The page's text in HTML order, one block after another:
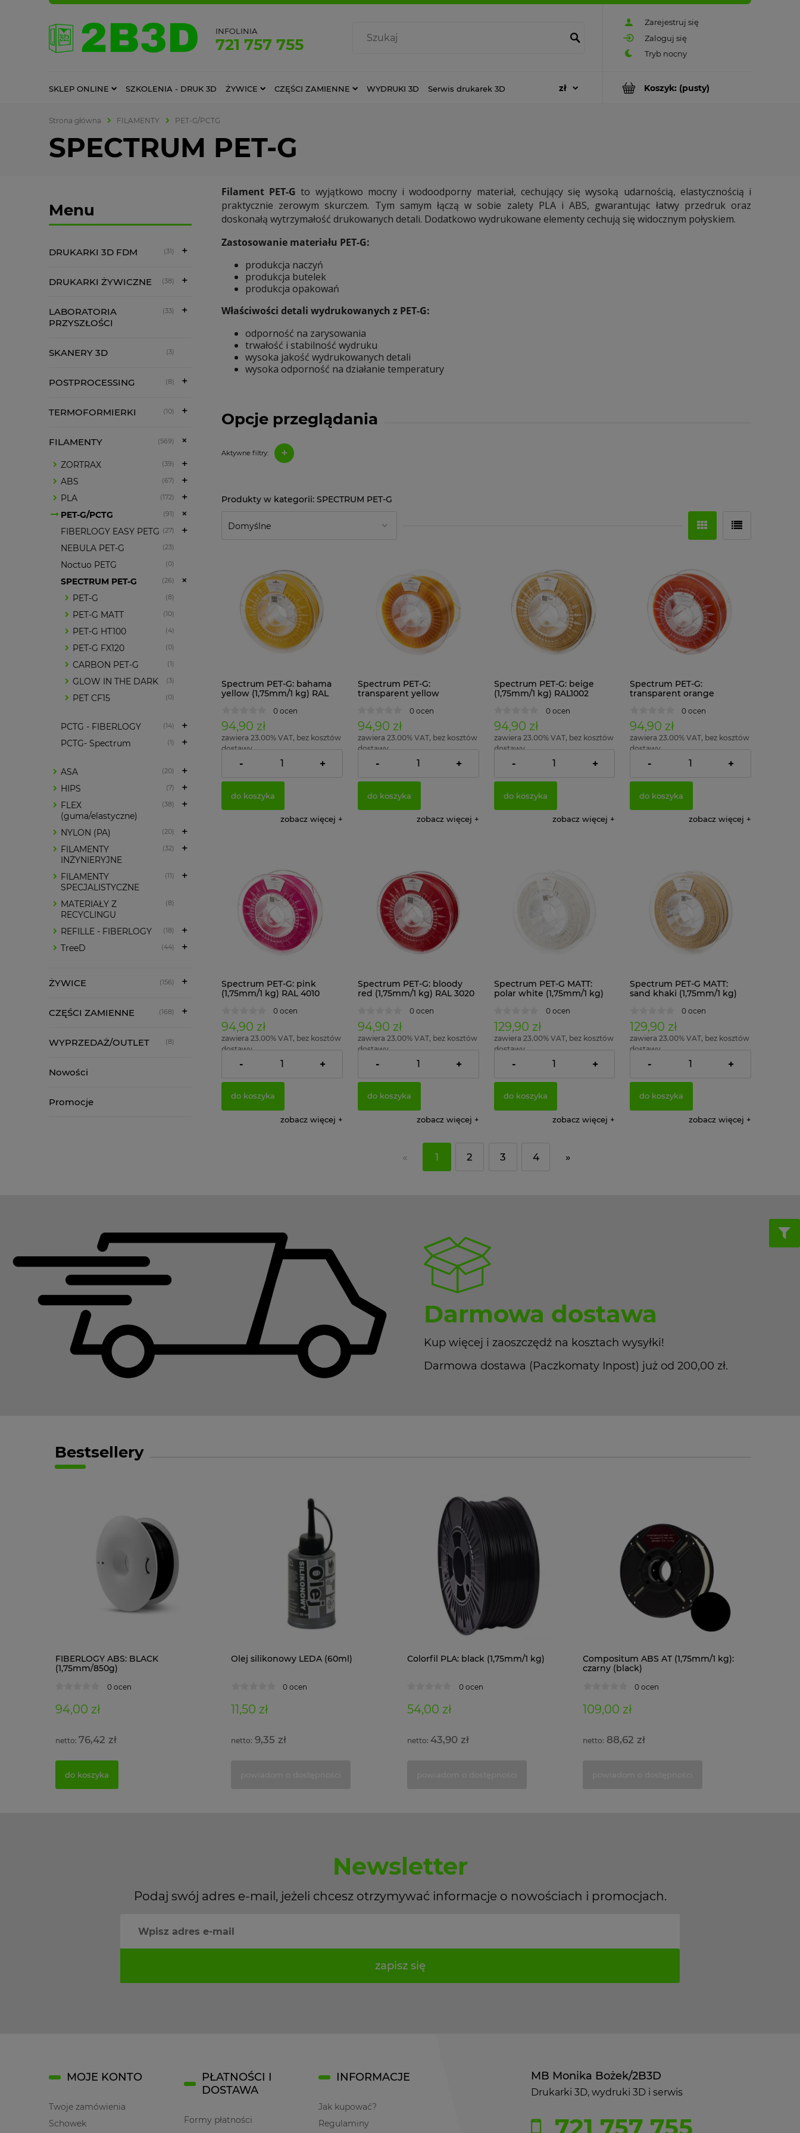
Zarejestruj się
Zaloguj się
INFOLINIA
721 757 755
Koszyk: (pusty)
SKLEP ONLINE SZKOLENIA - DRUK 3D ŻYWICE CZĘŚCI ZAMIENNE WYDRUKI 3D Serwis drukarek 3D
Strona główna FILAMENTY PET-G/PCTG
SPECTRUM PET-G
Menu
DRUKARKI 3D FDM (31)
DRUKARKI ŻYWICZNE (38)
LABORATORIA
PRZYSZŁOŚCI
(33)
SKANERY 3D (3)
POSTPROCESSING (8)
TERMOFORMIERKI (10)
FILAMENTY (569)
ZORTRAX (39)
ABS (67)
PLA (172)
PET-G/PCTG (91)
FIBERLOGY EASY PETG (27)
NEBULA PET-G (23)
Noctuo PETG (0)
SPECTRUM PET-G (26)
PET-G (8)
PET-G MATT (10)
PET-G HT100 (4)
PET-G FX120 (0)
CARBON PET-G (1)
GLOW IN THE DARK (3)
PET CF15 (0)
PCTG - FIBERLOGY (14)
PCTG- Spectrum (1)
ASA (20)
HIPS (7)
FLEX
(guma/elastyczne)
(38)
NYLON (PA) (20)
FILAMENTY
INŻYNIERYJNE
(32)
FILAMENTY
SPECJALISTYCZNE
(11)
MATERIAŁY Z
RECYCLINGU
(8)
REFILLE - FIBERLOGY (18)
TreeD (44)
ŻYWICE (156)
CZĘŚCI ZAMIENNE (168)
WYPRZEDAŻ/OUTLET (8)
Nowości
Promocje
Opcje przeglądania
Aktywne filtry: +
Filament PET-G to wyjątkowo mocny i wodoodporny materiał, cechujący się wysoką udarnością, elastycznością i
praktycznie zerowym skurczem. Tym samym łączą w sobie zalety PLA i ABS, gwarantując łatwy przedruk oraz
doskonałą wytrzymałość drukowanych detali. Dodatkowo wydrukowane elementy cechują się widocznym połyskiem.
Zastosowanie materiału PET-G:
produkcja naczyń
produkcja butelek
produkcja opakowań
Właściwości detali wydrukowanych z PET-G:
odporność na zarysowania
trwałość i stabilność wydruku
wysoka jakość wydrukowanych detali
wysoka odporność na działanie temperatury
SPECTRUM PET-G
Spectrum PET-G: bahama
yellow (1,75mm/1 kg) RAL
0 ocen
94,90 zł
zawiera 23.00% VAT, bez kosztów
dostawy
77,15 zł
- +
do koszyka
zobacz więcej
Spectrum PET-G:
transparent yellow
0 ocen
94,90 zł
zawiera 23.00% VAT, bez kosztów
dostawy
77,15 zł
- +
do koszyka
zobacz więcej
Spectrum PET-G: beige
(1,75mm/1 kg) RAL1002
0 ocen
94,90 zł
zawiera 23.00% VAT, bez kosztów
dostawy
77,15 zł
- +
do koszyka
zobacz więcej
Spectrum PET-G:
transparent orange
0 ocen
94,90 zł
zawiera 23.00% VAT, bez kosztów
dostawy
77,15 zł
- +
do koszyka
zobacz więcej
Spectrum PET-G: pink
(1,75mm/1 kg) RAL 4010
0 ocen
94,90 zł
zawiera 23.00% VAT, bez kosztów
dostawy
77,15 zł
- +
do koszyka
zobacz więcej
Spectrum PET-G: bloody
red (1,75mm/1 kg) RAL 3020
0 ocen
94,90 zł
zawiera 23.00% VAT, bez kosztów
dostawy
77,15 zł
- +
do koszyka
zobacz więcej
Spectrum PET-G MATT:
polar white (1,75mm/1 kg)
0 ocen
129,90 zł
zawiera 23.00% VAT, bez kosztów
dostawy
105,61 zł
- +
do koszyka
zobacz więcej
Spectrum PET-G MATT:
sand khaki (1,75mm/1 kg)
0 ocen
129,90 zł
zawiera 23.00% VAT, bez kosztów
dostawy
105,61 zł
- +
do koszyka
zobacz więcej
« 1 2 3 4 »
Darmowa dostawa
Kup więcej i zaoszczędź na kosztach wysyłki!
Darmowa dostawa (Paczkomaty Inpost) już od 200,00 zł.
Bestsellery
FIBERLOGY ABS: BLACK
(1,75mm/850g)
0 ocen
94,00 zł
76,42 zł
do koszyka
Olej silikonowy LEDA (60ml)
0 ocen
11,50 zł
9,35 zł
Colorfil PLA: black (1,75mm/1 kg)
0 ocen
54,00 zł
43,90 zł
Compositum ABS AT (1,75mm/1 kg):
czarny (black)
0 ocen
109,00 zł
88,62 zł
Newsletter
Podaj swój adres e-mail, jeżeli chcesz otrzymywać informacje o nowościach i promocjach.
zapisz się
MB Monika Bożek/2B3D
Drukarki 3D, wydruki 3D i serwis
MOJE KONTO
Twoje zamówienia
Schowek
PŁATNOŚCI I
DOSTAWA
Formy płatności
INFORMACJE
Jak kupować?
Regulaminy